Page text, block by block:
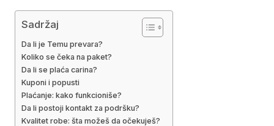
Sadržaj
Da li je Temu prevara?
Koliko se čeka na paket?
Da li se plaća carina?
Kuponi i popusti
Plaćanje: kako funkcioniše?
Da li postoji kontakt za podršku?
Kvalitet robe: šta možeš da očekuješ?